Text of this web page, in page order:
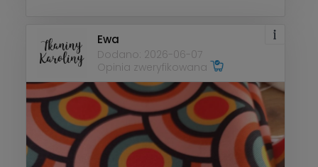
Ewa
Dodano: 2026-06-07
Opinia zweryfikowana